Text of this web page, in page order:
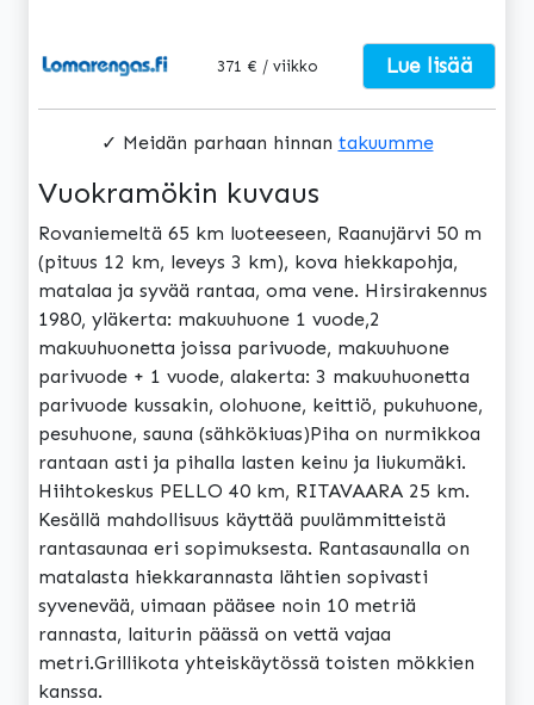
371 € / viikko Lue lisää
✓ Meidän parhaan hinnan takuumme
Vuokramökin kuvaus
Rovaniemeltä 65 km luoteeseen, Raanujärvi 50 m
(pituus 12 km, leveys 3 km), kova hiekkapohja,
matalaa ja syvää rantaa, oma vene. Hirsirakennus
1980, yläkerta: makuuhuone 1 vuode,2
makuuhuonetta joissa parivuode, makuuhuone
parivuode + 1 vuode, alakerta: 3 makuuhuonetta
parivuode kussakin, olohuone, keittiö, pukuhuone,
pesuhuone, sauna (sähkökiuas)Piha on nurmikkoa
rantaan asti ja pihalla lasten keinu ja liukumäki.
Hiihtokeskus PELLO 40 km, RITAVAARA 25 km.
Kesällä mahdollisuus käyttää puulämmitteistä
rantasaunaa eri sopimuksesta. Rantasaunalla on
matalasta hiekkarannasta lähtien sopivasti
syvenevää, uimaan pääsee noin 10 metriä
rannasta, laiturin päässä on vettä vajaa
metri.Grillikota yhteiskäytössä toisten mökkien
kanssa.